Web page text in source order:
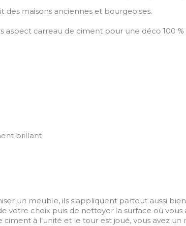
maisons anciennes et bourgeoises.
carreau de ciment pour une déco 100 %
brillant
un meuble, ils s'appliquent partout aussi
votre choix puis de nettoyer la surface où
à l'unité et le tour est joué, vous avez